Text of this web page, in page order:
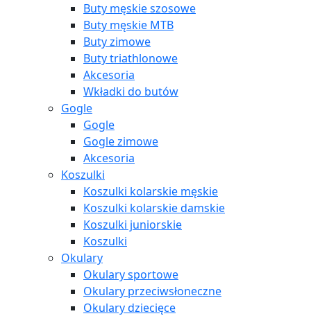
Buty męskie szosowe
Buty męskie MTB
Buty zimowe
Buty triathlonowe
Akcesoria
Wkładki do butów
Gogle
Gogle
Gogle zimowe
Akcesoria
Koszulki
Koszulki kolarskie męskie
Koszulki kolarskie damskie
Koszulki juniorskie
Koszulki
Okulary
Okulary sportowe
Okulary przeciwsłoneczne
Okulary dziecięce